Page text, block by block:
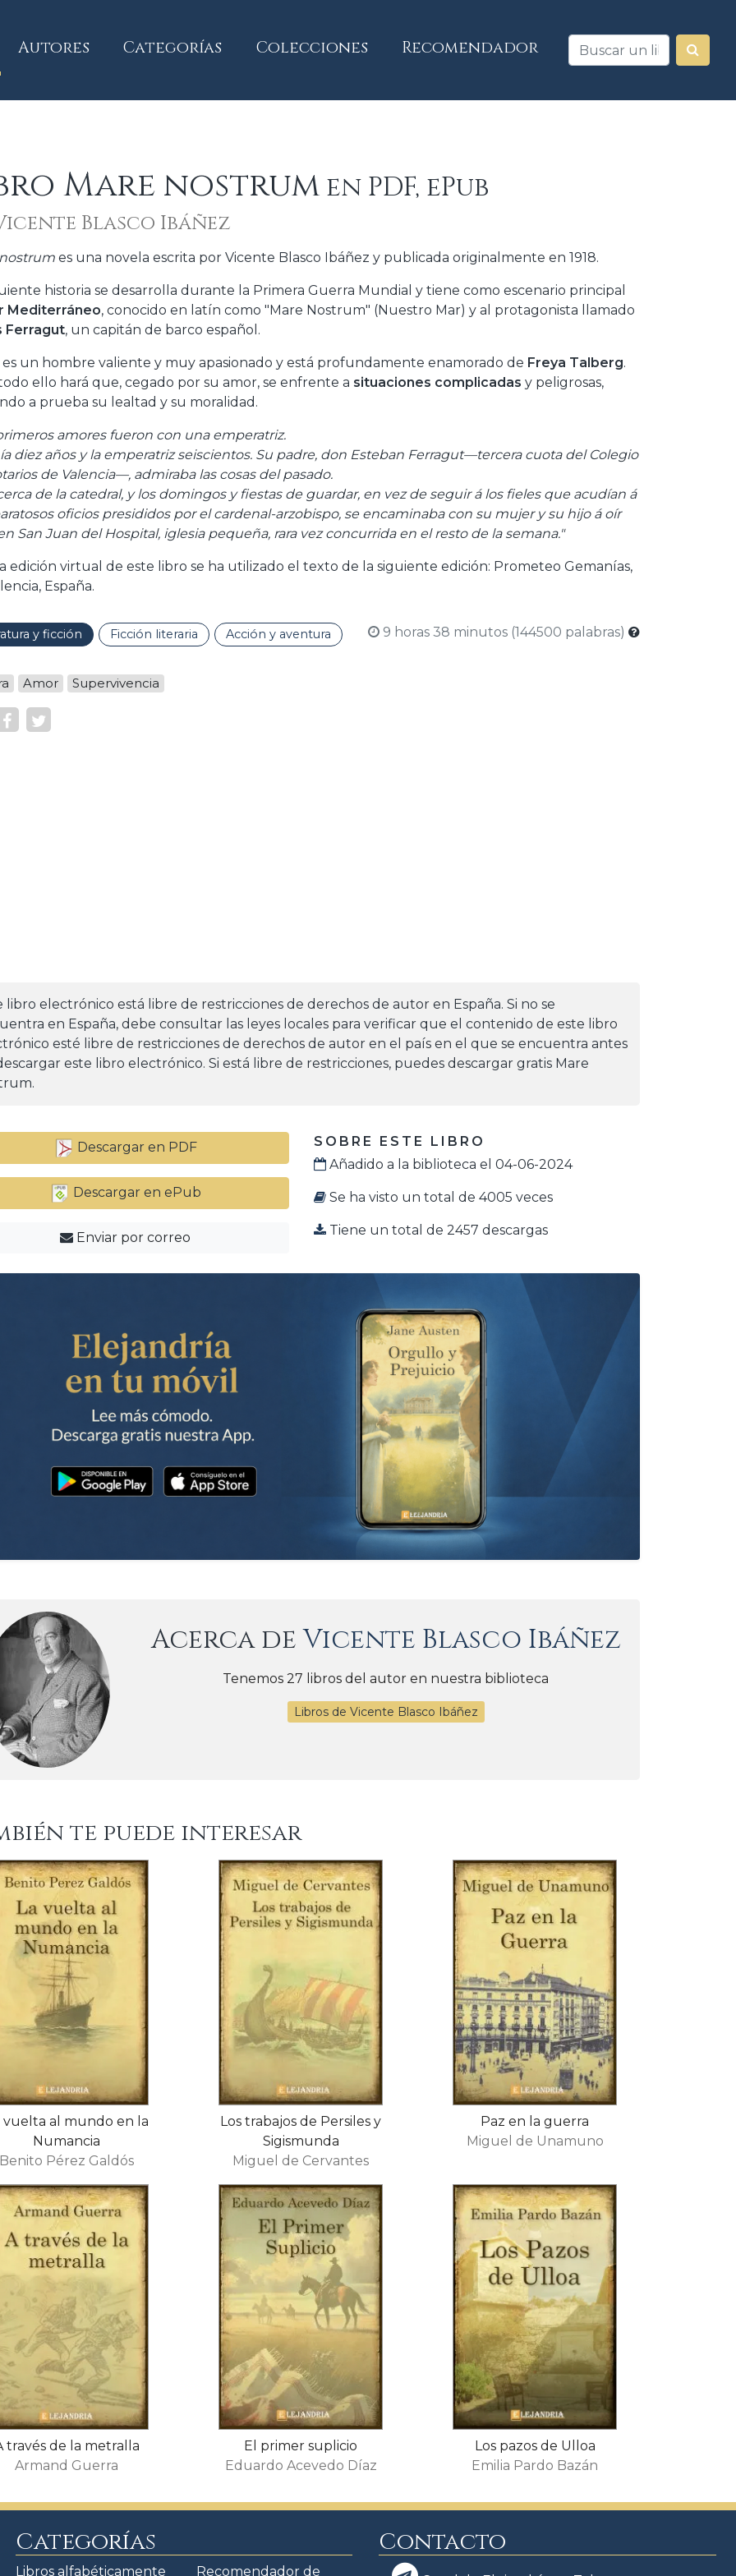
Autores Categorías Colecciones Recomendador
Mare nostrum en PDF, ePub
Blasco Ibáñez
es una novela escrita por Vicente Blasco Ibáñez y publicada originalmente en 1918.
historia se desarrolla durante la Primera Guerra Mundial y tiene como escenario principal
Mediterráneo, conocido en latín como "Mare Nostrum" (Nuestro Mar) y al protagonista llamado
Ferragut, un capitán de barco español.
es un hombre valiente y muy apasionado y está profundamente enamorado de Freya Talberg.
ello hará que, cegado por su amor, se enfrente a situaciones complicadas y peligrosas,
a prueba su lealtad y su moralidad.
amores fueron con una emperatriz.
diez años y la emperatriz seiscientos. Su padre, don Esteban Ferragut—tercera cuota del Colegio
de Valencia—, admiraba las cosas del pasado.
de la catedral, y los domingos y fiestas de guardar, en vez de seguir á los fieles que acudían á
oficios presididos por el cardenal-arzobispo, se encaminaba con su mujer y su hijo á oír
San Juan del Hospital, iglesia pequeña, rara vez concurrida en el resto de la semana."
edición virtual de este libro se ha utilizado el texto de la siguiente edición: Prometeo Gemanías,
España.
y ficción Ficción literaria Acción y aventura 9 horas 38 minutos (144500 palabras)
Amor Supervivencia
libro electrónico está libre de restricciones de derechos de autor en España. Si no se
en España, debe consultar las leyes locales para verificar que el contenido de este libro
esté libre de restricciones de derechos de autor en el país en el que se encuentra antes
este libro electrónico. Si está libre de restricciones, puedes descargar gratis Mare
Descargar en PDF
Descargar en ePub
Enviar por correo
SOBRE ESTE LIBRO
Añadido a la biblioteca el 04-06-2024
Se ha visto un total de 4005 veces
Tiene un total de 2457 descargas
Acerca deVicente Blasco Ibáñez
Tenemos 27 libros del autor en nuestra biblioteca
Libros de Vicente Blasco Ibáñez
te puede interesar
vuelta al mundo en la
Numancia
Benito Pérez Galdós
Los trabajos de Persiles y
Sigismunda
Miguel de Cervantes
Paz en la guerra
Miguel de Unamuno
través de la metralla
Armand Guerra
El primer suplicio
Eduardo Acevedo Díaz
Los pazos de Ulloa
Emilia Pardo Bazán
Categorías
Libros alfabéticamente Recomendador de
Contacto